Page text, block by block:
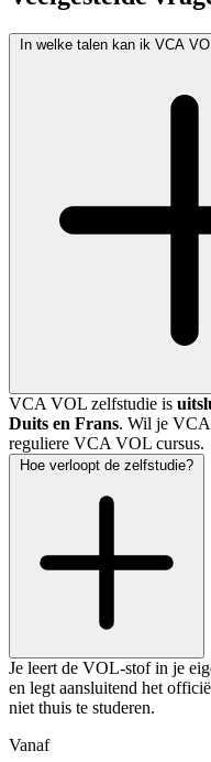
In welke talen kan ik VCA
VCA VOL zelfstudie is
Duits en Frans. Wil je VCA
reguliere VCA VOL cursus.
Hoe verloopt de zelfstudie?
Je leert de VOL-stof in je
en legt aansluitend het
niet thuis te studeren.
Vanaf